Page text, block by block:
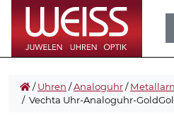
/Uhren /Analoguhr/
/ Vechta Uhr-Analoguhr-